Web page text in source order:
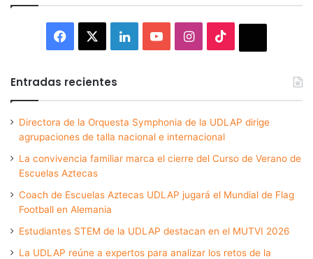
Facebook LinkedInYouTubeInstagram
Entradas recientes
Directora de la Orquesta Symphonia de la UDLAP dirige
agrupaciones de talla nacional e internacional
La convivencia familiar marca el cierre del Curso de Verano de
Escuelas Aztecas
Coach de Escuelas Aztecas UDLAP jugará el Mundial de Flag
Football en Alemania
Estudiantes STEM de la UDLAP destacan en el MUTVI 2026
La UDLAP reúne a expertos para analizar los retos de la